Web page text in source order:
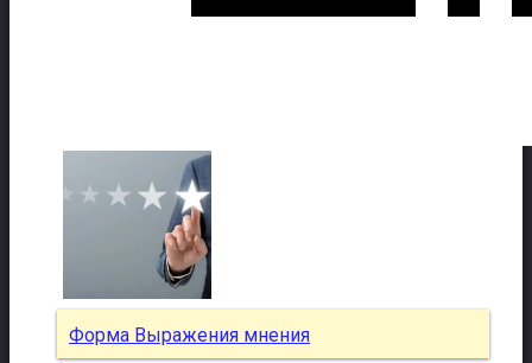
Форма Выражения мнения